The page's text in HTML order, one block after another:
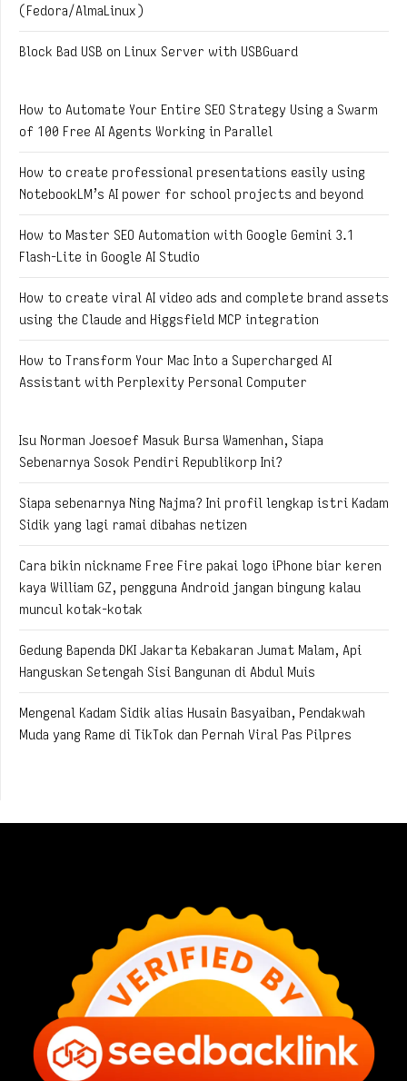
(Fedora/AlmaLinux)
Block Bad USB on Linux Server with USBGuard
How to Automate Your Entire SEO Strategy Using a Swarm
of 100 Free AI Agents Working in Parallel
How to create professional presentations easily using
NotebookLM’s AI power for school projects and beyond
How to Master SEO Automation with Google Gemini 3.1
Flash-Lite in Google AI Studio
How to create viral AI video ads and complete brand assets
using the Claude and Higgsfield MCP integration
How to Transform Your Mac Into a Supercharged AI
Assistant with Perplexity Personal Computer
Isu Norman Joesoef Masuk Bursa Wamenhan, Siapa
Sebenarnya Sosok Pendiri Republikorp Ini?
Siapa sebenarnya Ning Najma? Ini profil lengkap istri Kadam
Sidik yang lagi ramai dibahas netizen
Cara bikin nickname Free Fire pakai logo iPhone biar keren
kaya William GZ, pengguna Android jangan bingung kalau
muncul kotak-kotak
Gedung Bapenda DKI Jakarta Kebakaran Jumat Malam, Api
Hanguskan Setengah Sisi Bangunan di Abdul Muis
Mengenal Kadam Sidik alias Husain Basyaiban, Pendakwah
Muda yang Rame di TikTok dan Pernah Viral Pas Pilpres